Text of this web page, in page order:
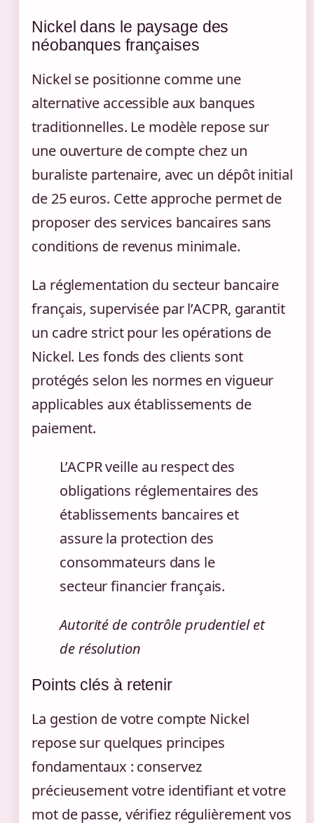
Nickel dans le paysage des
néobanques françaises
Nickel se positionne comme une
alternative accessible aux banques
traditionnelles. Le modèle repose sur
une ouverture de compte chez un
buraliste partenaire, avec un dépôt initial
de 25 euros. Cette approche permet de
proposer des services bancaires sans
conditions de revenus minimale.
La réglementation du secteur bancaire
français, supervisée par l’ACPR, garantit
un cadre strict pour les opérations de
Nickel. Les fonds des clients sont
protégés selon les normes en vigueur
applicables aux établissements de
paiement.
L’ACPR veille au respect des
obligations réglementaires des
établissements bancaires et
assure la protection des
consommateurs dans le
secteur financier français.
Autorité de contrôle prudentiel et
de résolution
Points clés à retenir
La gestion de votre compte Nickel
repose sur quelques principes
fondamentaux : conservez
précieusement votre identifiant et votre
mot de passe, vérifiez régulièrement vos